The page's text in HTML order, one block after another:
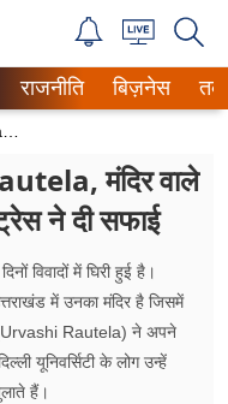
राजनीति बिज़नेस
मंदिर वाले
ने दी सफाई
विवादों में घिरी हुई है।
में उनका मंदिर है जिसमें
(Urvashi Rautela) ने अपने
यूनिवर्सिटी के लोग उन्हें
हैं।